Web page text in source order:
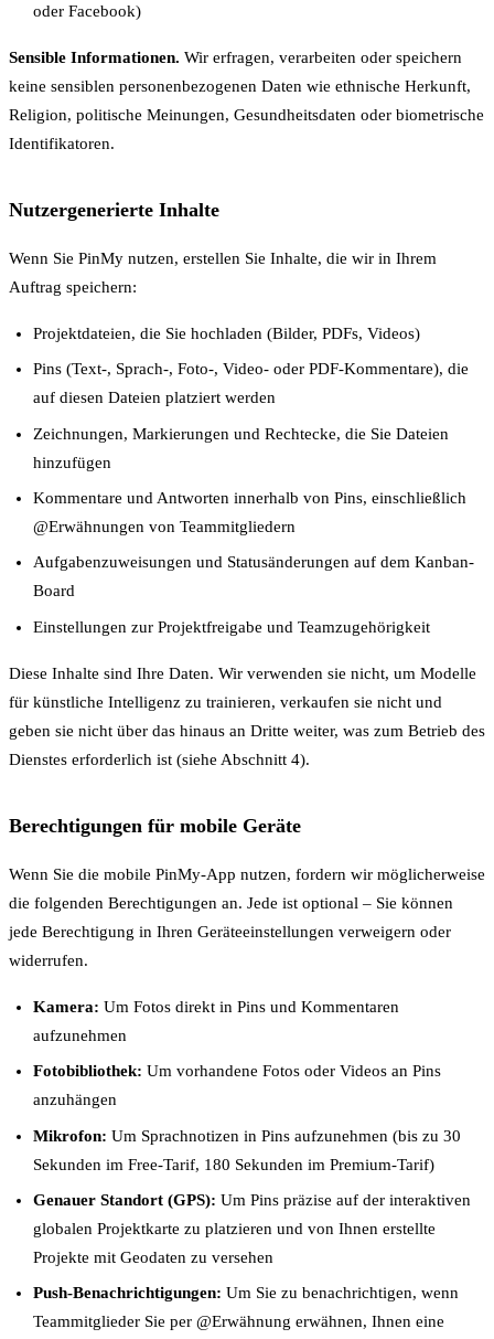
oder Facebook)
Sensible Informationen. Wir erfragen, verarbeiten oder speichern
keine sensiblen personenbezogenen Daten wie ethnische Herkunft,
Religion, politische Meinungen, Gesundheitsdaten oder biometrische
Identifikatoren.
Nutzergenerierte Inhalte
Wenn Sie PinMy nutzen, erstellen Sie Inhalte, die wir in Ihrem
Auftrag speichern:
Projektdateien, die Sie hochladen (Bilder, PDFs, Videos)
Pins (Text-, Sprach-, Foto-, Video- oder PDF-Kommentare), die
auf diesen Dateien platziert werden
Zeichnungen, Markierungen und Rechtecke, die Sie Dateien
hinzufügen
Kommentare und Antworten innerhalb von Pins, einschließlich
@Erwähnungen von Teammitgliedern
Aufgabenzuweisungen und Statusänderungen auf dem Kanban-
Board
Einstellungen zur Projektfreigabe und Teamzugehörigkeit
Diese Inhalte sind Ihre Daten. Wir verwenden sie nicht, um Modelle
für künstliche Intelligenz zu trainieren, verkaufen sie nicht und
geben sie nicht über das hinaus an Dritte weiter, was zum Betrieb des
Dienstes erforderlich ist (siehe Abschnitt 4).
Berechtigungen für mobile Geräte
Wenn Sie die mobile PinMy-App nutzen, fordern wir möglicherweise
die folgenden Berechtigungen an. Jede ist optional – Sie können
jede Berechtigung in Ihren Geräteeinstellungen verweigern oder
widerrufen.
Kamera: Um Fotos direkt in Pins und Kommentaren
aufzunehmen
Fotobibliothek: Um vorhandene Fotos oder Videos an Pins
anzuhängen
Mikrofon: Um Sprachnotizen in Pins aufzunehmen (bis zu 30
Sekunden im Free-Tarif, 180 Sekunden im Premium-Tarif)
Genauer Standort (GPS): Um Pins präzise auf der interaktiven
globalen Projektkarte zu platzieren und von Ihnen erstellte
Projekte mit Geodaten zu versehen
Push-Benachrichtigungen: Um Sie zu benachrichtigen, wenn
Teammitglieder Sie per @Erwähnung erwähnen, Ihnen eine